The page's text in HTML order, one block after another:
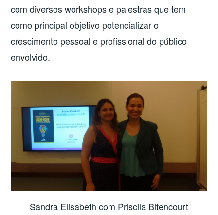
com diversos workshops e palestras que tem
como principal objetivo potencializar o
crescimento pessoal e profissional do público
envolvido.
Sandra Elisabeth com Priscila Bitencourt